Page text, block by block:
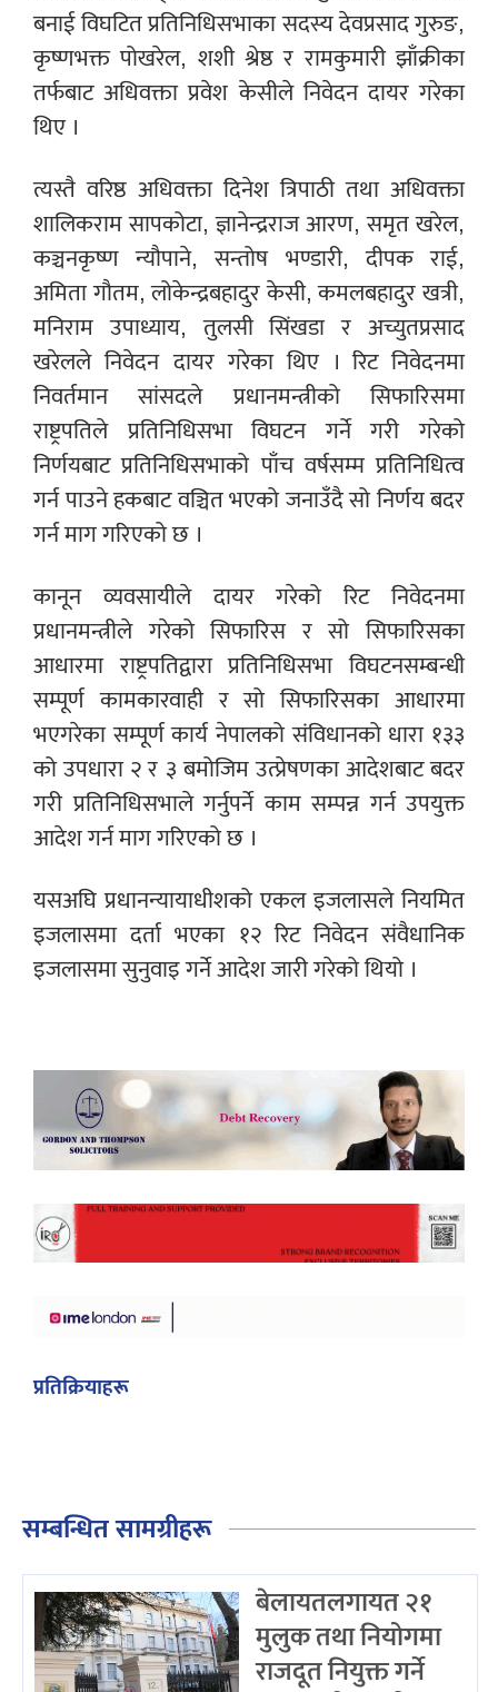
बनाई विघटित प्रतिनिधिसभाका सदस्य देवप्रसाद गुरुङ,
कृष्णभक्त पोखरेल, शशी श्रेष्ठ र रामकुमारी झाँक्रीका
तर्फबाट अधिवक्ता प्रवेश केसीले निवेदन दायर गरेका
थिए ।
त्यस्तै वरिष्ठ अधिवक्ता दिनेश त्रिपाठी तथा अधिवक्ता
शालिकराम सापकोटा, ज्ञानेन्द्रराज आरण, समृत खरेल,
कञ्चनकृष्ण न्यौपाने, सन्तोष भण्डारी, दीपक राई,
अमिता गौतम, लोकेन्द्रबहादुर केसी, कमलबहादुर खत्री,
मनिराम उपाध्याय, तुलसी सिंखडा र अच्युतप्रसाद
खरेलले निवेदन दायर गरेका थिए । रिट निवेदनमा
निवर्तमान सांसदले प्रधानमन्त्रीको सिफारिसमा
राष्ट्रपतिले प्रतिनिधिसभा विघटन गर्ने गरी गरेको
निर्णयबाट प्रतिनिधिसभाको पाँच वर्षसम्म प्रतिनिधित्व
गर्न पाउने हकबाट वञ्चित भएको जनाउँदै सो निर्णय बदर
गर्न माग गरिएको छ ।
कानून व्यवसायीले दायर गरेको रिट निवेदनमा
प्रधानमन्त्रीले गरेको सिफारिस र सो सिफारिसका
आधारमा राष्ट्रपतिद्वारा प्रतिनिधिसभा विघटनसम्बन्धी
सम्पूर्ण कामकारवाही र सो सिफारिसका आधारमा
भएगरेका सम्पूर्ण कार्य नेपालको संविधानको धारा १३३
को उपधारा २ र ३ बमोजिम उत्प्रेषणका आदेशबाट बदर
गरी प्रतिनिधिसभाले गर्नुपर्ने काम सम्पन्न गर्न उपयुक्त
आदेश गर्न माग गरिएको छ ।
यसअघि प्रधानन्यायाधीशको एकल इजलासले नियमित
इजलासमा दर्ता भएका १२ रिट निवेदन संवैधानिक
इजलासमा सुनुवाइ गर्ने आदेश जारी गरेको थियो ।
प्रतिक्रियाहरू
सम्बन्धित सामग्रीहरू
बेलायतलगायत २१
मुलुक तथा नियोगमा
राजदूत नियुक्त गर्ने